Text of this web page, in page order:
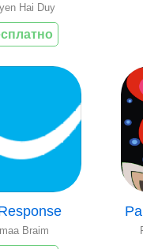
Hai Duy
Braim